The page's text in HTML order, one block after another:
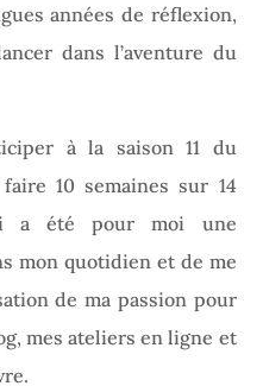
années de réflexion,
dans l’aventure du
à la saison 11 du
10 semaines sur 14
a été pour moi une
mon quotidien et de me
de ma passion pour
mes ateliers en ligne et